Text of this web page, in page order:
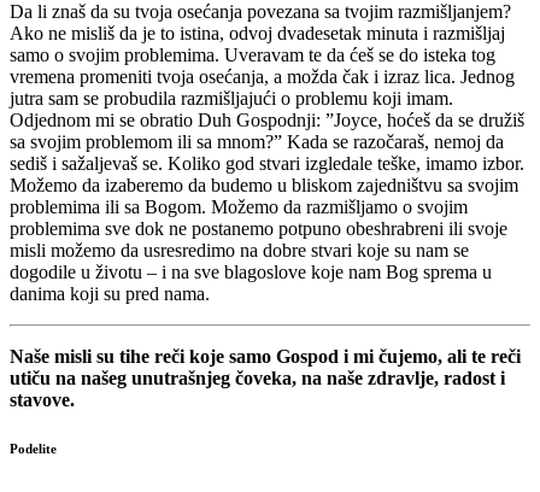
Da li znaš da su tvoja osećanja povezana sa tvojim razmišljanjem?
Ako ne misliš da je to istina, odvoj dvadesetak minuta i razmišljaj
samo o svojim problemima. Uveravam te da ćeš se do isteka tog
vremena promeniti tvoja osećanja, a možda čak i izraz lica. Jednog
jutra sam se probudila razmišljajući o problemu koji imam.
Odjednom mi se obratio Duh Gospodnji: ”Joyce, hoćeš da se družiš
sa svojim problemom ili sa mnom?” Kada se razočaraš, nemoj da
sediš i sažaljevaš se. Koliko god stvari izgledale teške, imamo izbor.
Možemo da izaberemo da budemo u bliskom zajedništvu sa svojim
problemima ili sa Bogom. Možemo da razmišljamo o svojim
problemima sve dok ne postanemo potpuno obeshrabreni ili svoje
misli možemo da usresredimo na dobre stvari koje su nam se
dogodile u životu – i na sve blagoslove koje nam Bog sprema u
danima koji su pred nama.
Naše misli su tihe reči koje samo Gospod i mi čujemo, ali te reči
utiču na našeg unutrašnjeg čoveka, na naše zdravlje, radost i
stavove.
Podelite